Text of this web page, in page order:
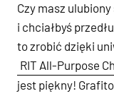
Czy masz
i chciałbyś
to zrobić dzięki
RIT All-Purpose
jest piękny!